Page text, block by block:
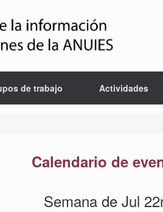
de trabajo Actividades
Calendario de
Semana de Jul